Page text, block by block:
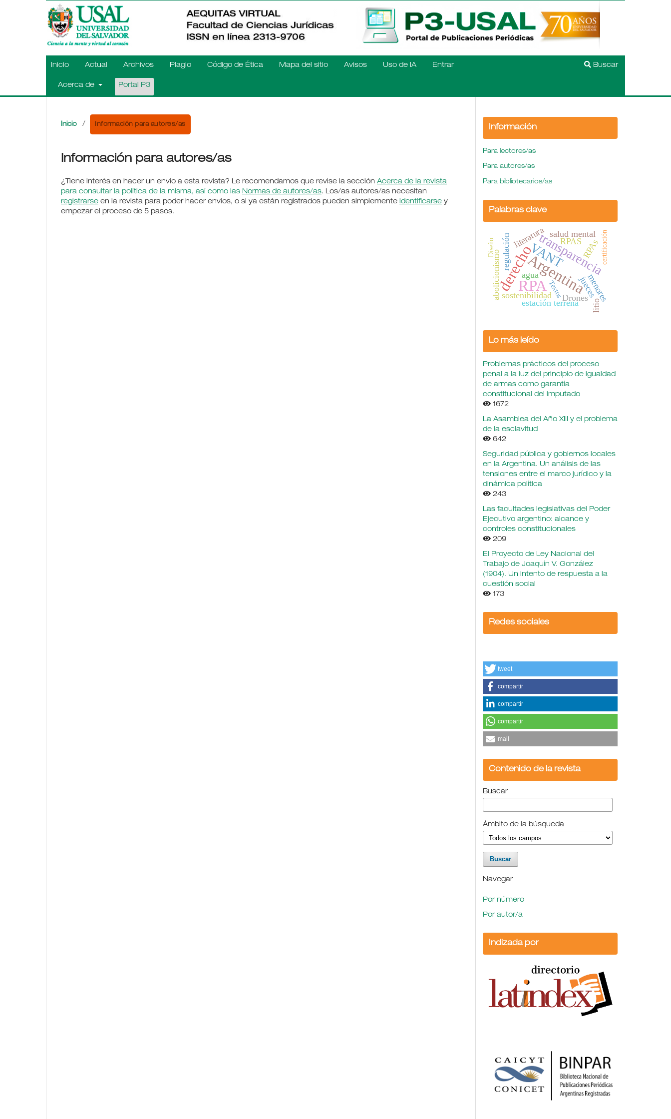
Inicio Actual Archivos Plagio Código de Ética Mapa del sitio Avisos Uso de IA Entrar
Acerca de Portal P3
Buscar
Inicio / Información para autores/as
Información para autores/as
¿Tiene interés en hacer un envío a esta revista? Le recomendamos que revise la sección Acerca de la revista
para consultar la política de la misma, así como las Normas de autores/as. Los/as autores/as necesitan
registrarse en la revista para poder hacer envíos, o si ya están registrados pueden simplemente identificarse y
empezar el proceso de 5 pasos.
Información
Para lectores/as
Para autores/as
Para bibliotecarios/as
Palabras clave
RPA
Argentina
derechoVANT
transparencia
literatura
abolicionismo jueces
Drones
sostenibilidad
RPAs
regulación
estación terrena
RPAS
agua menores
salud mental
litio
certificación
Diseño
Textos
Lo más leído
Problemas prácticos del proceso
penal a la luz del principio de igualdad
de armas como garantía
constitucional del imputado
1672
La Asamblea del Año XIII y el problema
de la esclavitud
642
Seguridad pública y gobiernos locales
en la Argentina. Un análisis de las
tensiones entre el marco jurídico y la
dinámica política
243
Las facultades legislativas del Poder
Ejecutivo argentino: alcance y
controles constitucionales
209
El Proyecto de Ley Nacional del
Trabajo de Joaquín V. González
(1904). Un intento de respuesta a la
cuestión social
173
Redes sociales
tweet
compartir
compartir
compartir
mail
Contenido de la revista
Buscar
Ámbito de la búsqueda
Navegar
Por número
Por autor/a
Indizada por